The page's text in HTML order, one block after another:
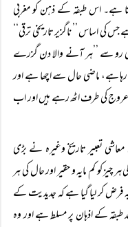
ہے۔ اس طبقہ کے ذہن کو مغربی
اساس ’’ ناگزیر تاریخی ترقی‘‘
رو سے ’’ہر آنے والا دن گزرے
ہے، ماضی حال سے اچھا ہے اور
عروج کی طرف اٹھ رہے ہیں اور اب
تعبیر تاریخ وغیرہ نے بڑی
چیز کو کم مایہ و حقیر اور حال کی ہر
یہ فرض کر لیا گیا ہے کہ جدیدیت کے
طبقہ کے اذہان پر مسلط ہے اور وہ